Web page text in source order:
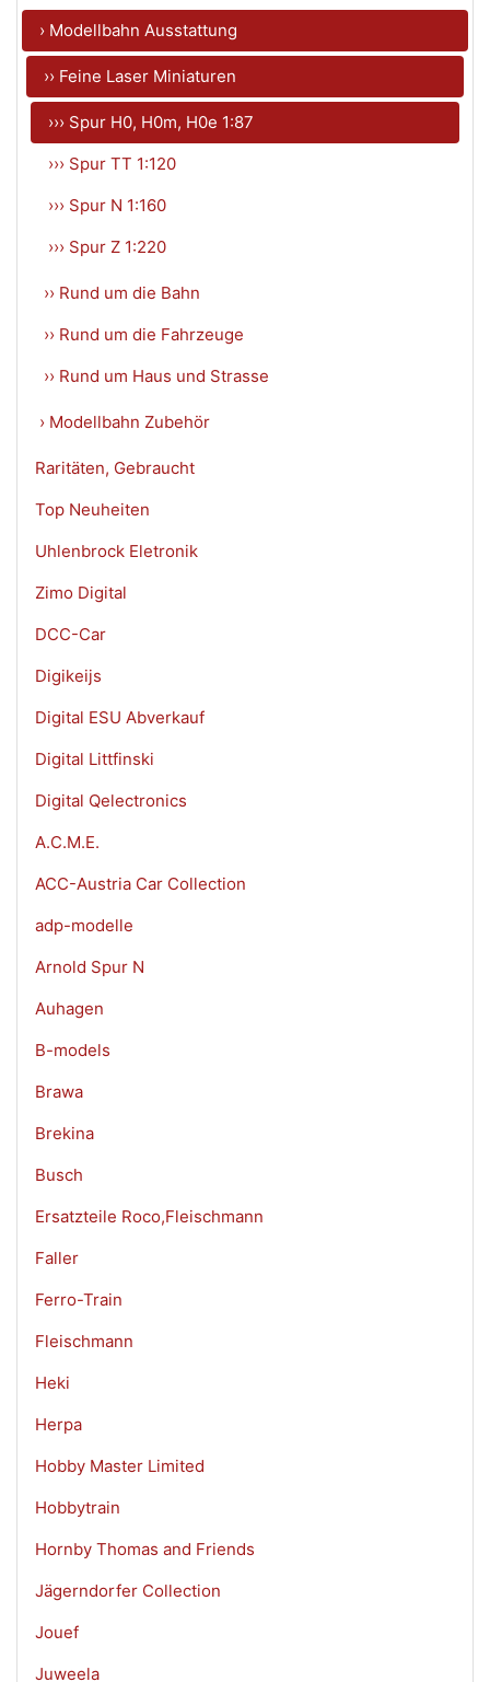
› Modellbahn Ausstattung
›› Feine Laser Miniaturen
››› Spur H0, H0m, H0e 1:87
››› Spur TT 1:120
››› Spur N 1:160
››› Spur Z 1:220
›› Rund um die Bahn
›› Rund um die Fahrzeuge
›› Rund um Haus und Strasse
› Modellbahn Zubehör
Raritäten, Gebraucht
Top Neuheiten
Uhlenbrock Eletronik
Zimo Digital
DCC-Car
Digikeijs
Digital ESU Abverkauf
Digital Littfinski
Digital Qelectronics
A.C.M.E.
ACC-Austria Car Collection
adp-modelle
Arnold Spur N
Auhagen
B-models
Brawa
Brekina
Busch
Ersatzteile Roco,Fleischmann
Faller
Ferro-Train
Fleischmann
Heki
Herpa
Hobby Master Limited
Hobbytrain
Hornby Thomas and Friends
Jägerndorfer Collection
Jouef
Juweela